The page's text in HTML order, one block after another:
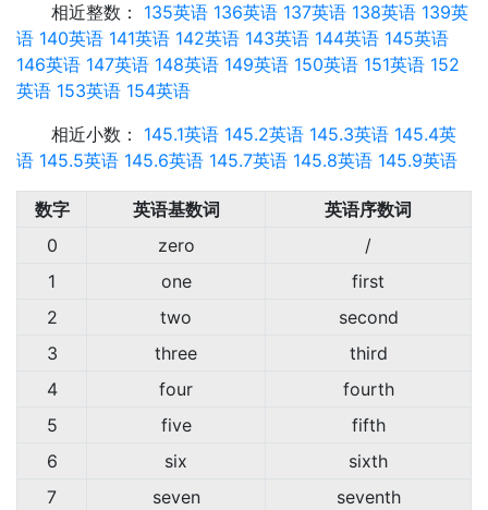
相近整数： 135英语 136英语 137英语 138英语 139英
语 140英语 141英语 142英语 143英语 144英语 145英语
146英语 147英语 148英语 149英语 150英语 151英语 152
英语 153英语 154英语
相近小数： 145.1英语 145.2英语 145.3英语 145.4英
语 145.5英语 145.6英语 145.7英语 145.8英语 145.9英语
数字 英语基数词
英语序数词
0
zero
/
1
one
first
2
two
second
3
three
third
4
four
fourth
5
five
fifth
6
six
sixth
7
seven
seventh